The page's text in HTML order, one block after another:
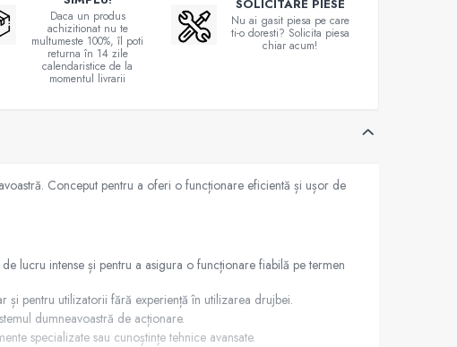
Daca un produs
achizitionat nu te
multumeste 100%, îl poti
returna în 14 zile
calendaristice de la
momentul livrarii
SOLICITARE PIESE
Nu ai gasit piesa pe care
ti-o doresti? Solicita piesa
chiar acum!
Conceput pentru a oferi o funcționare eficientă și ușor de
lucru intense și pentru a asigura o funcționare fiabilă pe termen
pentru utilizatorii fără experiență în utilizarea drujbei.
dumneavoastră de acționare.
specializate sau cunoștințe tehnice avansate.